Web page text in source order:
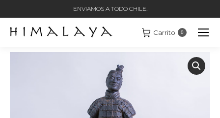
ENVIAMOS A TODO CHILE.
Carrito 0